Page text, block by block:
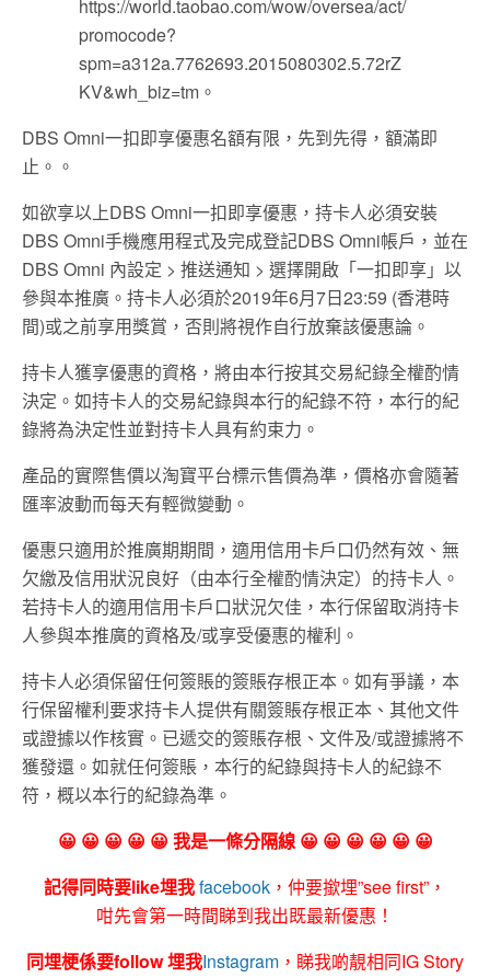
https://world.taobao.com/wow/oversea/act/
promocode?
spm=a312a.7762693.2015080302.5.72rZ
KV&wh_biz=tm。
DBS Omni一扣即享優惠名額有限，先到先得，額滿即
止。。
如欲享以上DBS Omni一扣即享優惠，持卡人必須安裝
DBS Omni手機應用程式及完成登記DBS Omni帳戶，並在
DBS Omni 內設定 > 推送通知 > 選擇開啟「一扣即享」以
參與本推廣。持卡人必須於2019年6月7日23:59 (香港時
間)或之前享用獎賞，否則將視作自行放棄該優惠論。
持卡人獲享優惠的資格，將由本行按其交易紀錄全權酌情
決定。如持卡人的交易紀錄與本行的紀錄不符，本行的紀
錄將為決定性並對持卡人具有約束力。
產品的實際售價以淘寶平台標示售價為準，價格亦會隨著
匯率波動而每天有輕微變動。
優惠只適用於推廣期期間，適用信用卡戶口仍然有效、無
欠繳及信用狀況良好（由本行全權酌情決定）的持卡人。
若持卡人的適用信用卡戶口狀況欠佳，本行保留取消持卡
人參與本推廣的資格及/或享受優惠的權利。
持卡人必須保留任何簽賬的簽賬存根正本。如有爭議，本
行保留權利要求持卡人提供有關簽賬存根正本、其他文件
或證據以作核實。已遞交的簽賬存根、文件及/或證據將不
獲發還。如就任何簽賬，本行的紀錄與持卡人的紀錄不
符，概以本行的紀錄為準。
😀 😀 😀 😀 😀 我是一條分隔線 😀 😀 😀 😀 😀 😀
記得同時要like埋我facebook ，仲要撳埋”see first”，
咁先會第一時間睇到我出既最新優惠！
同埋梗係要follow 埋我Instagram ，睇我啲靚相同IG Story